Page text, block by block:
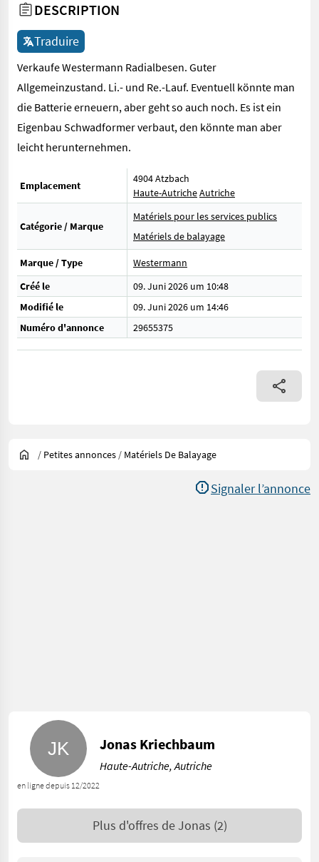
DESCRIPTION
Traduire
Verkaufe Westermann Radialbesen. Guter
Allgemeinzustand. Li.- und Re.-Lauf. Eventuell könnte man
die Batterie erneuern, aber geht so auch noch. Es ist ein
Eigenbau Schwadformer verbaut, den könnte man aber
leicht herunternehmen.
Emplacement
4904 Atzbach
Haute-AutricheAutriche
Catégorie / Marque
Matériels pour les services publics
Matériels de balayage
Marque / Type
Westermann
Créé le
09. Juni 2026 um 10:48
Modifié le
09. Juni 2026 um 14:46
Numéro d'annonce
29655375
/ Petites annonces / Matériels De Balayage
Signaler l’annonce
en ligne depuis 12/2022
Jonas Kriechbaum
Haute-Autriche, Autriche
Plus d'offres deJonas (2)